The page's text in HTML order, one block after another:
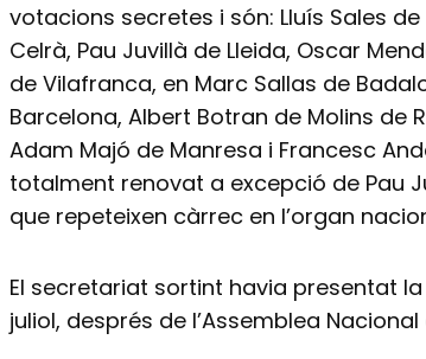
votacions secretes i són: Lluís Sales
Celrà, Pau Juvillà de Lleida, Oscar
de Vilafranca, en Marc Sallas de
Barcelona, Albert Botran de Molins de
Adam Majó de Manresa i Francesc
totalment renovat a excepció de Pau
que repeteixen càrrec en l’organ
El secretariat sortint havia presentat
juliol, després de l’Assemblea